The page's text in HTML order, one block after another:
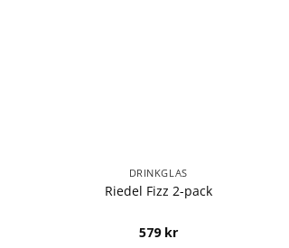
DRINKGLAS
Riedel Fizz 2-pack
579 kr